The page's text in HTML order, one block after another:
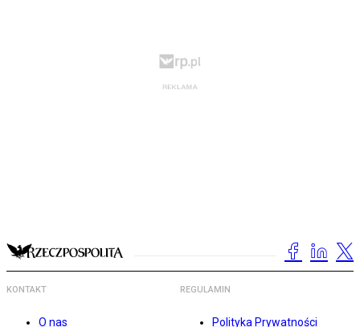
KONTAKT
O nas
REGULAMIN
Polityka Prywatności